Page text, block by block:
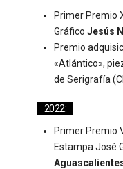
Primer Premio
Gráfico Jesús
Premio
«Atlántico»,
de Serigrafía
2022:
Primer Premio
Estampa José